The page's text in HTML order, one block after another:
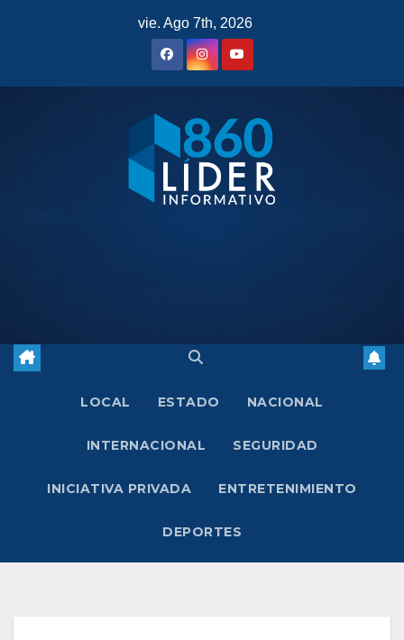
vie. Ago 7th, 2026
LOCAL ESTADO NACIONAL
INTERNACIONAL SEGURIDAD
INICIATIVA PRIVADA ENTRETENIMIENTO
DEPORTES